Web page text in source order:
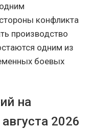
конфликта
производство
одним из
боевых
на
2026